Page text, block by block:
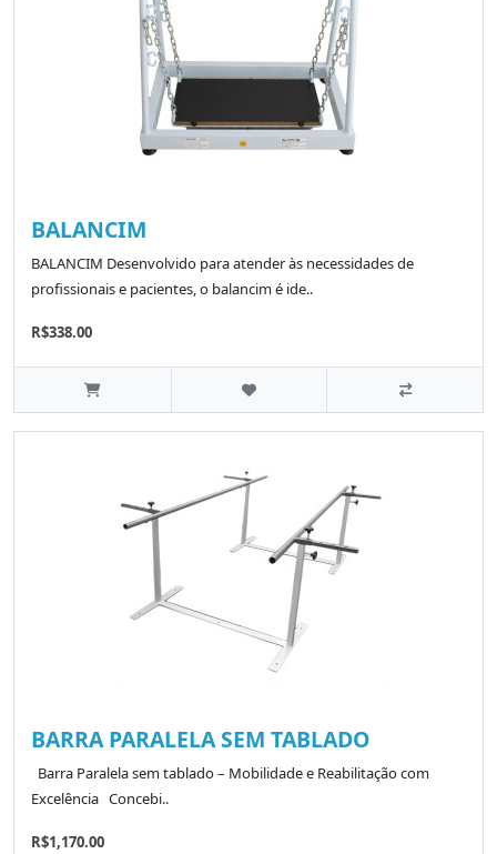
BALANCIM
BALANCIM Desenvolvido para atender às necessidades de
profissionais e pacientes, o balancim é ide..
R$338.00
BARRA PARALELA SEM TABLADO
Barra Paralela sem tablado – Mobilidade e Reabilitação com
Excelência Concebi..
R$1,170.00